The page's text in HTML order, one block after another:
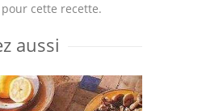
cette recette.
aussi